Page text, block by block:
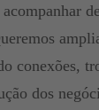
conexões,
dos